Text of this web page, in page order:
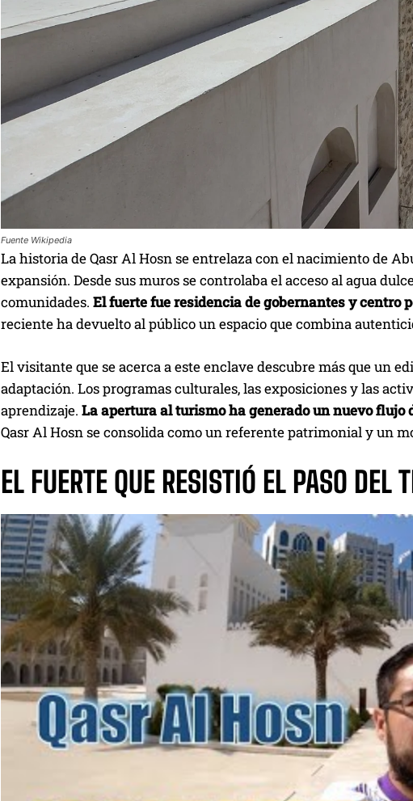
Fuente Wikipedia
La historia de Qasr Al Hosn se entrelaza con el nacimiento de
expansión. Desde sus muros se controlaba el acceso al agua
comunidades. El fuerte fue residencia de gobernantes y centro
reciente ha devuelto al público un espacio que combina
El visitante que se acerca a este enclave descubre más que un
adaptación. Los programas culturales, las exposiciones y las
aprendizaje. La apertura al turismo ha generado un nuevo
Qasr Al Hosn se consolida como un referente patrimonial y un
EL FUERTE QUE RESISTIÓ EL PASO DEL